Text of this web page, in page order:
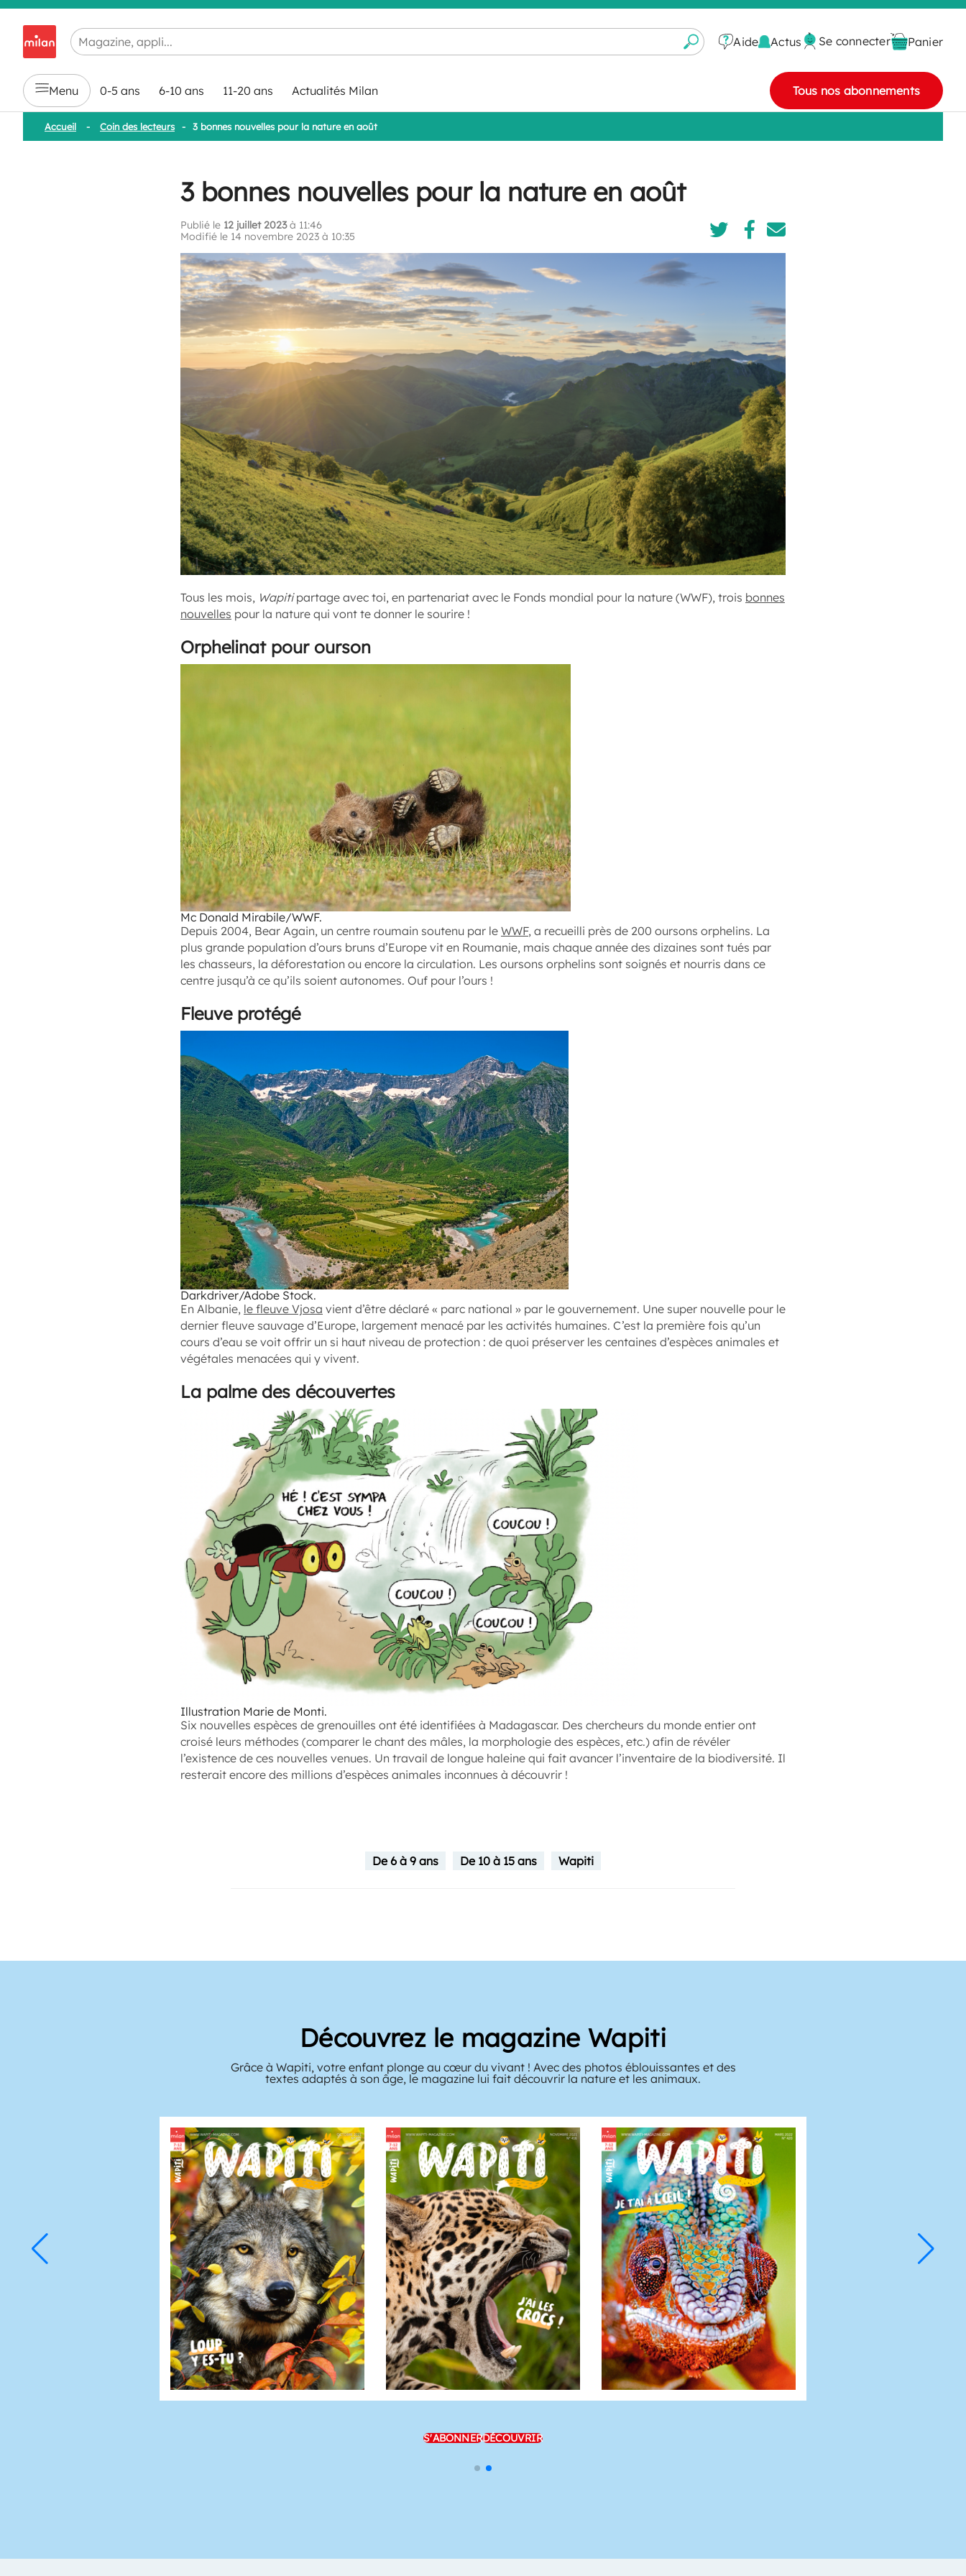
Chargement en cours...
Aide Actus Se connecter Panier
Menu 0-5 ans 6-10 ans 11-20 ans Actualités Milan Tous nos abonnements
Accueil - Coin des lecteurs - 3 bonnes nouvelles pour la nature en août
3 bonnes nouvelles pour la nature en août
Publié le 12 juillet 2023à 11:46
Modifié le 14 novembre 2023 à 10:35
Tous les mois, Wapitipartage avec toi, en partenariat avec le Fonds mondial pour la nature (WWF), trois bonnes
nouvelles pour la nature qui vont te donner le sourire !
Orphelinat pour ourson
Mc Donald Mirabile/WWF.
Depuis 2004, Bear Again, un centre roumain soutenu par le WWF, a recueilli près de 200 oursons orphelins. La
plus grande population d’ours bruns d’Europe vit en Roumanie, mais chaque année des dizaines sont tués par
les chasseurs, la déforestation ou encore la circulation. Les oursons orphelins sont soignés et nourris dans ce
centre jusqu’à ce qu’ils soient autonomes. Ouf pour l’ours !
Fleuve protégé
Darkdriver/Adobe Stock.
En Albanie, le fleuve Vjosa vient d’être déclaré « parc national » par le gouvernement. Une super nouvelle pour le
dernier fleuve sauvage d’Europe, largement menacé par les activités humaines. C’est la première fois qu’un
cours d’eau se voit offrir un si haut niveau de protection : de quoi préserver les centaines d’espèces animales et
végétales menacées qui y vivent.
La palme des découvertes
Illustration Marie de Monti.
Six nouvelles espèces de grenouilles ont été identifiées à Madagascar. Des chercheurs du monde entier ont
croisé leurs méthodes (comparer le chant des mâles, la morphologie des espèces, etc.) afin de révéler
l’existence de ces nouvelles venues. Un travail de longue haleine qui fait avancer l’inventaire de la biodiversité. Il
resterait encore des millions d’espèces animales inconnues à découvrir !
De 6 à 9 ans De 10 à 15 ans Wapiti
Découvrez le magazine Wapiti
Grâce à Wapiti, votre enfant plonge au cœur du vivant ! Avec des photos éblouissantes et des
textes adaptés à son âge, le magazine lui fait découvrir la nature et les animaux.
S'ABONNERDÉCOUVRIR